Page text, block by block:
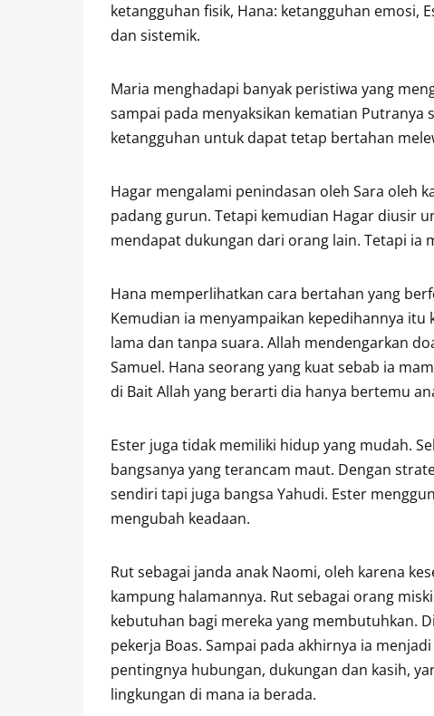
ketangguhan fisik, Hana: ketangguhan emosi,
dan sistemik.
Maria menghadapi banyak peristiwa yang
sampai pada menyaksikan kematian
ketangguhan untuk dapat tetap bertahan
Hagar mengalami penindasan oleh Sara oleh
padang gurun. Tetapi kemudian Hagar diusir
mendapat dukungan dari orang lain. Tetapi ia
Hana memperlihatkan cara bertahan yang
Kemudian ia menyampaikan kepedihannya
lama dan tanpa suara. Allah mendengarkan
Samuel. Hana seorang yang kuat sebab ia
di Bait Allah yang berarti dia hanya bertemu
Ester juga tidak memiliki hidup yang mudah.
bangsanya yang terancam maut. Dengan
sendiri tapi juga bangsa Yahudi. Ester
mengubah keadaan.
Rut sebagai janda anak Naomi, oleh karena
kampung halamannya. Rut sebagai orang
kebutuhan bagi mereka yang membutuhkan.
pekerja Boas. Sampai pada akhirnya ia
pentingnya hubungan, dukungan dan kasih,
lingkungan di mana ia berada.